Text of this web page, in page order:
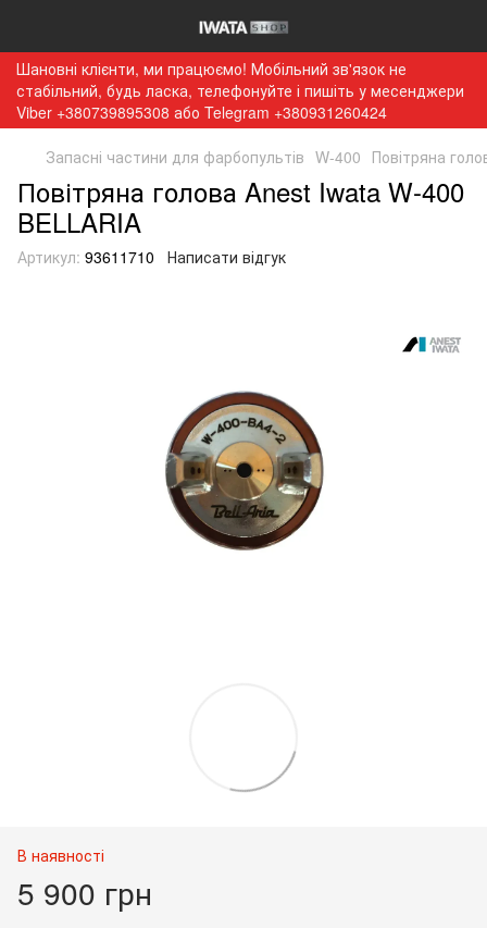
Шановні клієнти, ми працюємо! Мобільний зв'язок не
стабільний, будь ласка, телефонуйте і пишіть у месенджери
Viber +380739895308 або Telegram +380931260424
Запасні частини для фарбопультів W-400 Повітряна
Повітряна голова Anest Iwata W-400
BELLARIA
Артикул: 93611710 Написати відгук
В наявності
5 900 грн